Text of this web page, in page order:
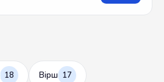
18 Вірш 17